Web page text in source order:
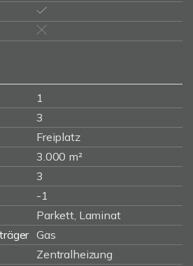
1
3
Freiplatz
3.000 m²
3
-1
Parkett, Laminat
Gas
Zentralheizung